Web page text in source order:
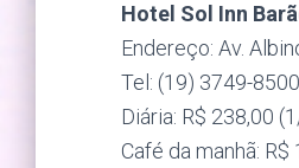
Hotel Sol Inn
Endereço: Av.
Tel: (19) 3749-
Diária: R$ 238,00
Café da manhã: R$